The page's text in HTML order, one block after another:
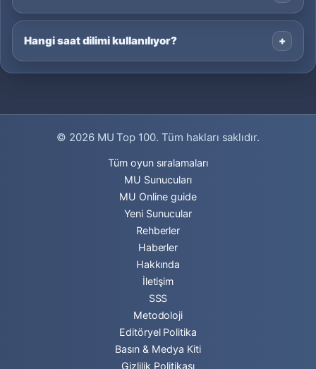
Hangi saat dilimi kullanılıyor?
© 2026 MU Top 100. Tüm hakları saklıdır.
Tüm oyun sıralamaları
MU Sunucuları
MU Online guide
Yeni Sunucular
Rehberler
Haberler
Hakkında
İletişim
SSS
Metodoloji
Editöryel Politika
Basın & Medya Kiti
Gizlilik Politikası